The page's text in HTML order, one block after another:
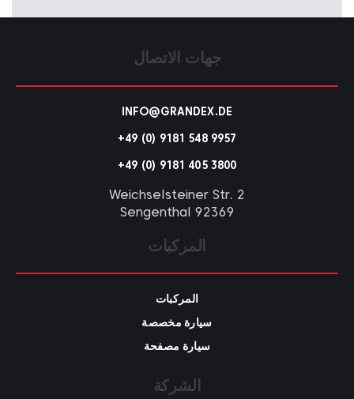
جهات الاتصال
INFO@GRANDEX.DE
+49 (0) 9181 548 9957
+49 (0) 9181 405 3800
Weichselsteiner Str. 2
92369 Sengenthal
المركبات
المركبات
سيارة مخصصة
سيارة مصفحة
الشركة